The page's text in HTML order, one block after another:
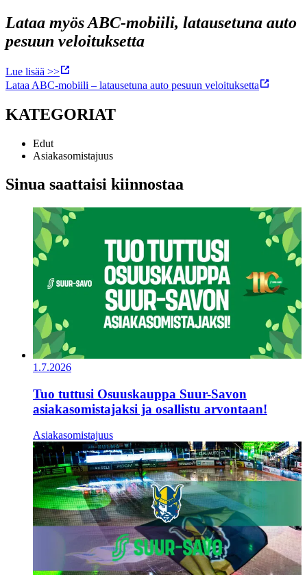
Lataa myös ABC-mobiili, latausetuna auto
pesuun veloituksetta
Lue lisää >>
Lataa ABC-mobiili – latausetuna auto pesuun veloituksetta
KATEGORIAT
Edut
Asiakasomistajuus
Sinua saattaisi kiinnostaa
1.7.2026
Tuo tuttusi Osuuskauppa Suur-Savon
asiakasomistajaksi ja osallistu arvontaan!
Asiakasomistajuus